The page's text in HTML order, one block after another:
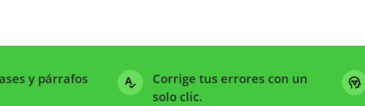
y párrafos
Corrige tus errores con un
solo clic.